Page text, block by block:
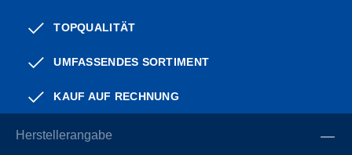
TOPQUALITÄT
UMFASSENDES SORTIMENT
KAUF AUF RECHNUNG
Herstellerangabe